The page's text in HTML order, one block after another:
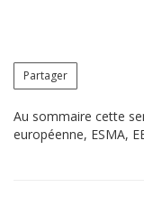
Partager
Au sommaire cette
européenne, ESMA,